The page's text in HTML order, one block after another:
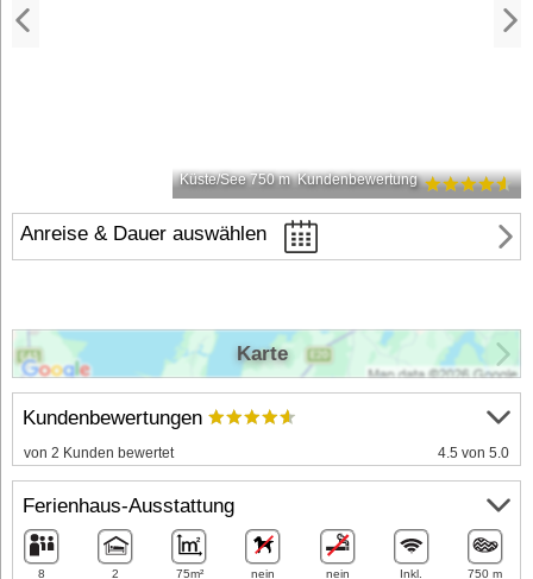
Küste/See 750 m Kundenbewertung
Anreise & Dauer auswählen
Kundenbewertungen
von 2 Kunden bewertet 4.5 von 5.0
Ferienhaus-Ausstattung
8 2 75m² nein nein Inkl. 750 m
Karte